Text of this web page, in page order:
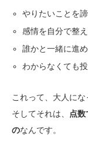
やりたいことを
感情を自分で整
誰かと一緒に進
わからなくても
これって、大人に
そしてそれは、 点数
のなんです。